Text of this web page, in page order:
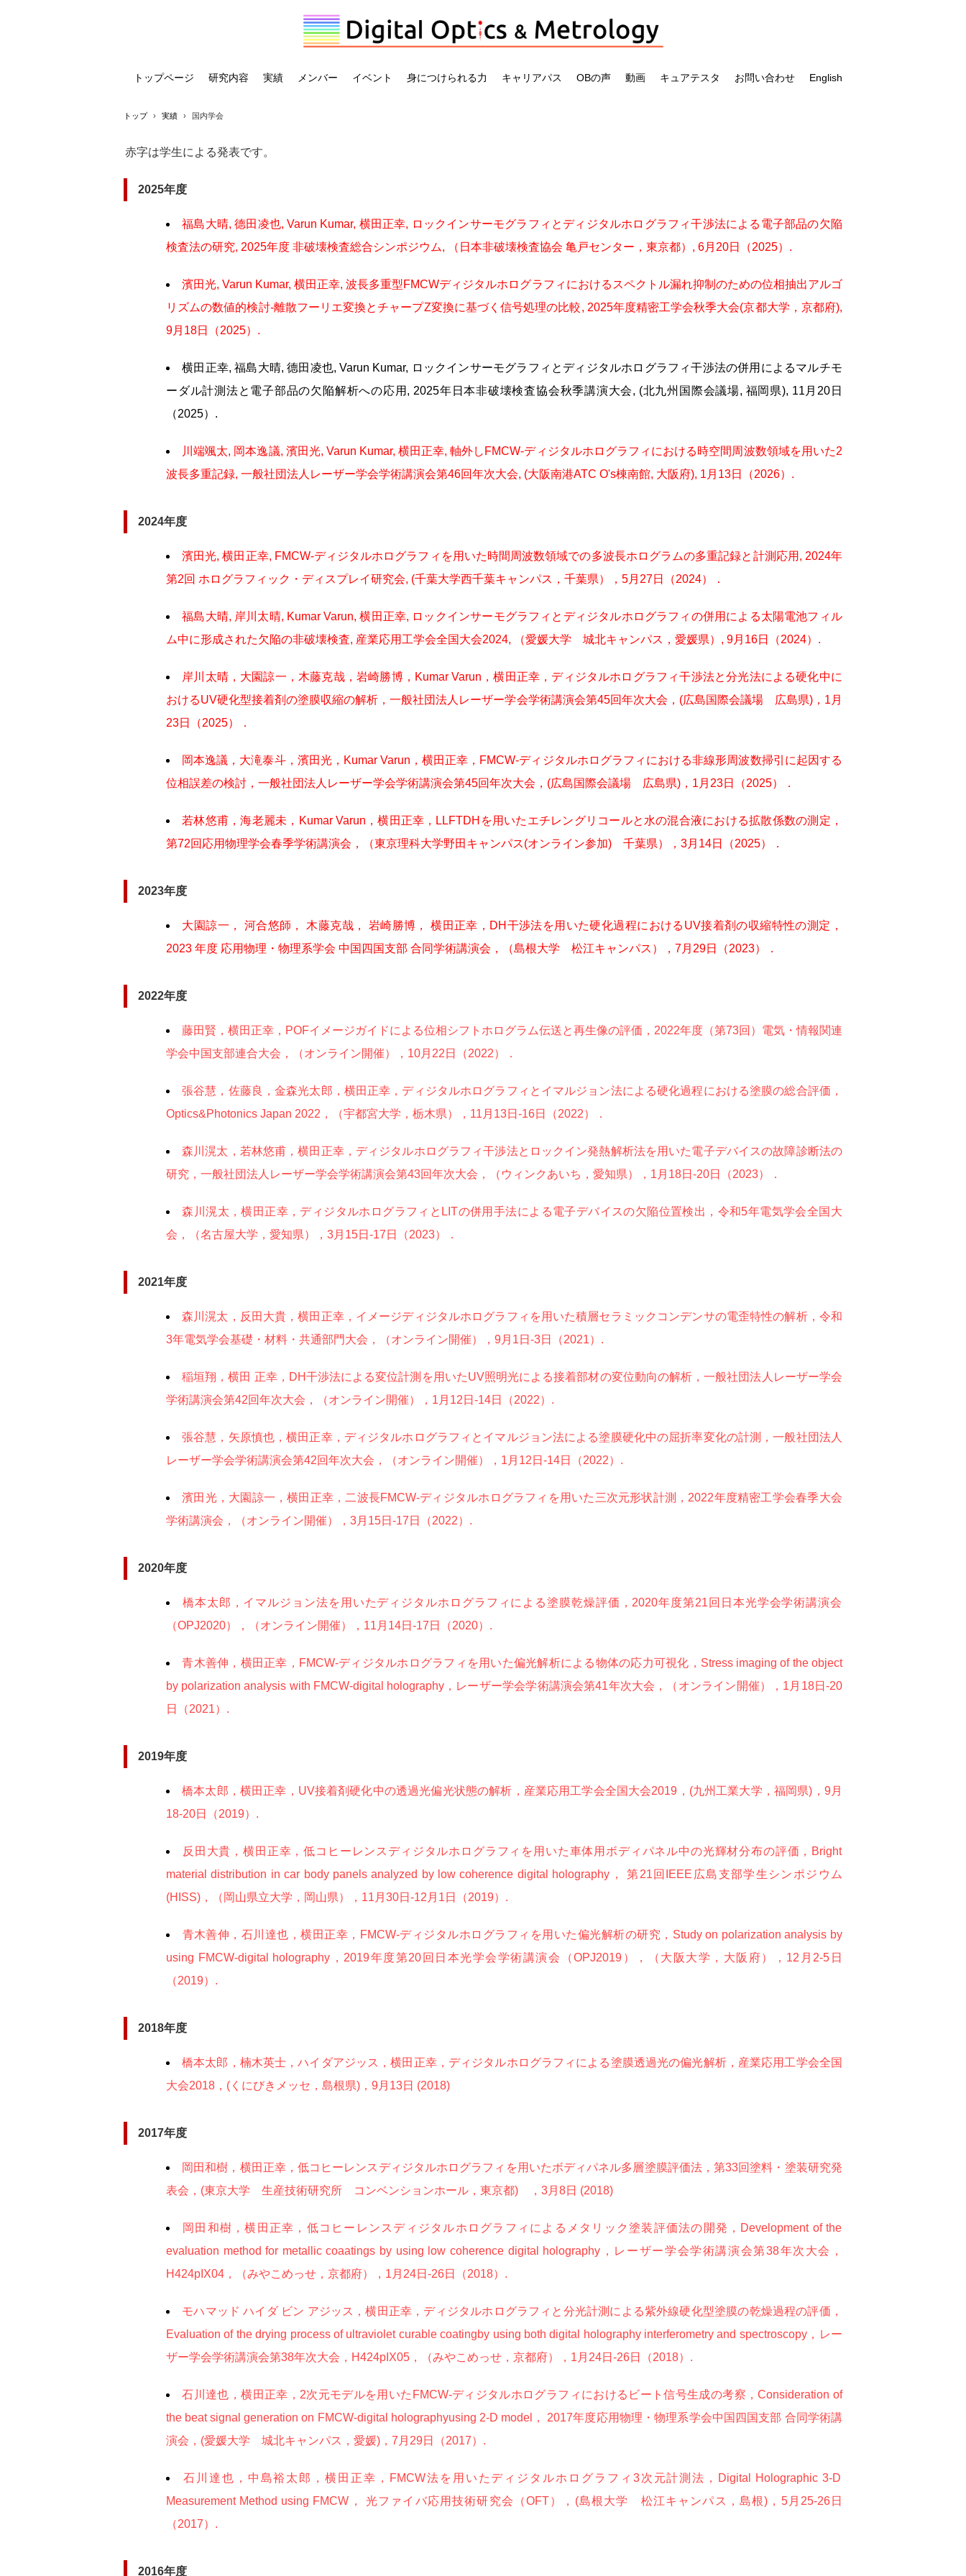
トップページ 研究内容 実績 メンバー イベント 身につけられる力 キャリアパス OBの声 動画 キュアテスタ お問い合わせ English
トップ › 実績 › 国内学会
赤字は学生による発表です。
2025年度
福島大晴, 德田凌也, Varun Kumar, 横田正幸, ロックインサーモグラフィとディジタルホログラフィ干渉法による電子部品の欠陥
検査法の研究, 2025年度 非破壊検査総合シンポジウム, （日本非破壊検査協会 亀戸センター，東京都）, 6月20日（2025）.
濱田光, Varun Kumar, 横田正幸, 波長多重型FMCWディジタルホログラフィにおけるスペクトル漏れ抑制のための位相抽出アルゴ
リズムの数値的検討-離散フーリエ変換とチャープZ変換に基づく信号処理の比較, 2025年度精密工学会秋季大会(京都大学，京都府),
9月18日（2025）.
横田正幸, 福島大晴, 德田凌也, Varun Kumar, ロックインサーモグラフィとディジタルホログラフィ干渉法の併用によるマルチモ
ーダル計測法と電子部品の欠陥解析への応用, 2025年日本非破壊検査協会秋季講演大会, (北九州国際会議場, 福岡県), 11月20日
（2025）.
川端颯太, 岡本逸議, 濱田光, Varun Kumar, 横田正幸, 軸外しFMCW-ディジタルホログラフィにおける時空間周波数領域を用いた2
波長多重記録, 一般社団法人レーザー学会学術講演会第46回年次大会, (大阪南港ATC O's棟南館, 大阪府), 1月13日（2026）.
2024年度
濱田光, 横田正幸, FMCW-ディジタルホログラフィを用いた時間周波数領域での多波長ホログラムの多重記録と計測応用, 2024年
第2回 ホログラフィック・ディスプレイ研究会, (千葉大学西千葉キャンパス，千葉県），5月27日（2024）．
福島大晴, 岸川太晴, Kumar Varun, 横田正幸, ロックインサーモグラフィとディジタルホログラフィの併用による太陽電池フィル
ム中に形成された欠陥の非破壊検査, 産業応用工学会全国大会2024, （愛媛大学 城北キャンパス，愛媛県）, 9月16日（2024）.
岸川太晴，大園諒一，木藤克哉，岩崎勝博，Kumar Varun，横田正幸，ディジタルホログラフィ干渉法と分光法による硬化中に
おけるUV硬化型接着剤の塗膜収縮の解析，一般社団法人レーザー学会学術講演会第45回年次大会，(広島国際会議場 広島県)，1月
23日（2025）．
岡本逸議，大滝泰斗，濱田光，Kumar Varun，横田正幸，FMCW-ディジタルホログラフィにおける非線形周波数掃引に起因する
位相誤差の検討，一般社団法人レーザー学会学術講演会第45回年次大会，(広島国際会議場 広島県)，1月23日（2025）．
若林悠甫，海老麗未，Kumar Varun，横田正幸，LLFTDHを用いたエチレングリコールと水の混合液における拡散係数の測定，
第72回応用物理学会春季学術講演会，（東京理科大学野田キャンパス(オンライン参加) 千葉県），3月14日（2025）．
2023年度
大園諒一， 河合悠師， 木藤克哉， 岩崎勝博， 横田正幸，DH干渉法を用いた硬化過程におけるUV接着剤の収縮特性の測定，
2023 年度 応用物理・物理系学会 中国四国支部 合同学術講演会，（島根大学 松江キャンパス），7月29日（2023）．
2022年度
藤田賢，横田正幸，POFイメージガイドによる位相シフトホログラム伝送と再生像の評価，2022年度（第73回）電気・情報関連
学会中国支部連合大会，（オンライン開催），10月22日（2022）．
張谷慧，佐藤良，金森光太郎，横田正幸，ディジタルホログラフィとイマルジョン法による硬化過程における塗膜の総合評価，
Optics&Photonics Japan 2022，（宇都宮大学，栃木県），11月13日-16日（2022） ．
森川滉太，若林悠甫，横田正幸，ディジタルホログラフィ干渉法とロックイン発熱解析法を用いた電子デバイスの故障診断法の
研究，一般社団法人レーザー学会学術講演会第43回年次大会，（ウィンクあいち，愛知県），1月18日-20日（2023）．
森川滉太，横田正幸，ディジタルホログラフィとLITの併用手法による電子デバイスの欠陥位置検出，令和5年電気学会全国大
会，（名古屋大学，愛知県），3月15日-17日（2023）．
2021年度
森川滉太，反田大貴，横田正幸，イメージディジタルホログラフィを用いた積層セラミックコンデンサの電歪特性の解析，令和
3年電気学会基礎・材料・共通部門大会，（オンライン開催），9月1日-3日（2021）.
稲垣翔，横田 正幸，DH干渉法による変位計測を用いたUV照明光による接着部材の変位動向の解析，一般社団法人レーザー学会
学術講演会第42回年次大会，（オンライン開催），1月12日-14日（2022）.
張谷慧，矢原慎也，横田正幸，ディジタルホログラフィとイマルジョン法による塗膜硬化中の屈折率変化の計測，一般社団法人
レーザー学会学術講演会第42回年次大会，（オンライン開催），1月12日-14日（2022）.
濱田光，大園諒一，横田正幸，二波長FMCW-ディジタルホログラフィを用いた三次元形状計測，2022年度精密工学会春季大会
学術講演会，（オンライン開催），3月15日-17日（2022）.
2020年度
橋本太郎，イマルジョン法を用いたディジタルホログラフィによる塗膜乾燥評価，2020年度第21回日本光学会学術講演会
（OPJ2020），（オンライン開催），11月14日-17日（2020）.
青木善伸，横田正幸，FMCW-ディジタルホログラフィを用いた偏光解析による物体の応力可視化，Stress imaging of the object
by polarization analysis with FMCW-digital holography，レーザー学会学術講演会第41年次大会，（オンライン開催），1月18日-20
日（2021）.
2019年度
橋本太郎，横田正幸，UV接着剤硬化中の透過光偏光状態の解析，産業応用工学会全国大会2019，(九州工業大学，福岡県)，9月
18-20日（2019）.
反田大貴，横田正幸，低コヒーレンスディジタルホログラフィを用いた車体用ボディパネル中の光輝材分布の評価，Bright
material distribution in car body panels analyzed by low coherence digital holography， 第21回IEEE広島支部学生シンポジウム
(HISS)，（岡山県立大学，岡山県），11月30日-12月1日（2019）.
青木善伸，石川達也，横田正幸，FMCW-ディジタルホログラフィを用いた偏光解析の研究，Study on polarization analysis by
using FMCW-digital holography，2019年度第20回日本光学会学術講演会（OPJ2019），（大阪大学，大阪府），12月2-5日
（2019）.
2018年度
橋本太郎，楠木英士，ハイダアジッス，横田正幸，ディジタルホログラフィによる塗膜透過光の偏光解析，産業応用工学会全国
大会2018，(くにびきメッセ，島根県)，9月13日 (2018)
2017年度
岡田和樹，横田正幸，低コヒーレンスディジタルホログラフィを用いたボディパネル多層塗膜評価法，第33回塗料・塗装研究発
表会，(東京大学 生産技術研究所 コンベンションホール，東京都) ，3月8日 (2018)
岡田和樹，横田正幸，低コヒーレンスディジタルホログラフィによるメタリック塗装評価法の開発，Development of the
evaluation method for metallic coaatings by using low coherence digital holography，レーザー学会学術講演会第38年次大会，
H424pIX04，（みやこめっせ，京都府），1月24日-26日（2018）.
モハマッド ハイダ ビン アジッス，横田正幸，ディジタルホログラフィと分光計測による紫外線硬化型塗膜の乾燥過程の評価，
Evaluation of the drying process of ultraviolet curable coatingby using both digital holography interferometry and spectroscopy，レー
ザー学会学術講演会第38年次大会，H424pIX05，（みやこめっせ，京都府），1月24日-26日（2018）.
石川達也，横田正幸，2次元モデルを用いたFMCW-ディジタルホログラフィにおけるビート信号生成の考察，Consideration of
the beat signal generation on FMCW-digital holographyusing 2-D model， 2017年度応用物理・物理系学会中国四国支部 合同学術講
演会，(愛媛大学 城北キャンパス，愛媛)，7月29日（2017）.
石川達也，中島裕太郎，横田正幸，FMCW法を用いたディジタルホログラフィ3次元計測法，Digital Holographic 3-D
Measurement Method using FMCW， 光ファイバ応用技術研究会（OFT），(島根大学 松江キャンパス，島根)，5月25-26日
（2017）.
2016年度